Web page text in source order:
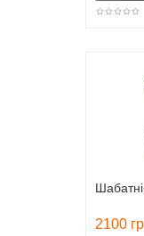
2100